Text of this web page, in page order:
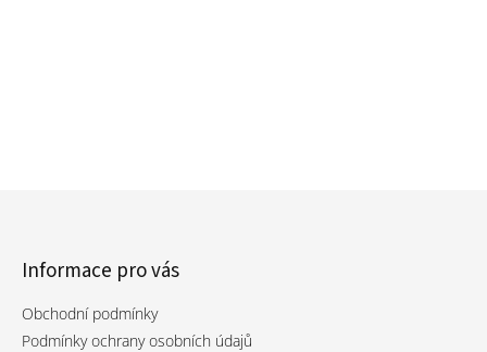
Informace pro vás
Obchodní podmínky
Podmínky ochrany osobních údajů